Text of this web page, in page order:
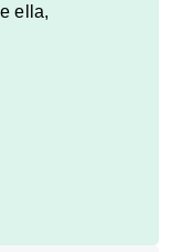
ella,